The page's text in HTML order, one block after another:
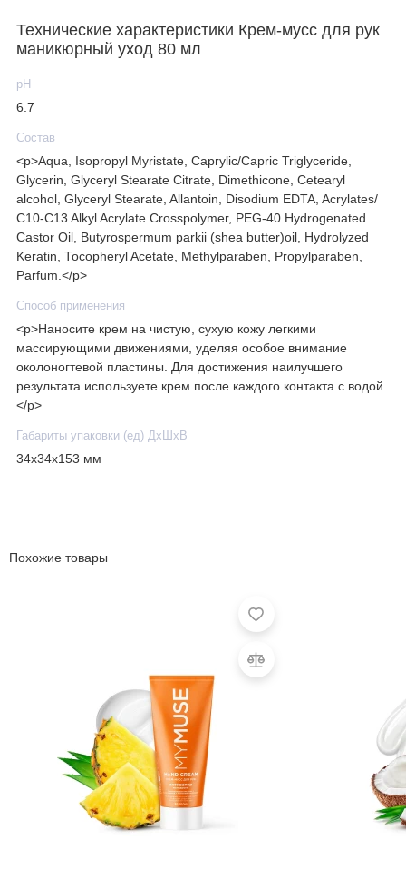
Технические характеристики Крем-мусс для рук
маникюрный уход 80 мл
рН
6.7
Состав
<p>Aqua, Isopropyl Myristate, Caprylic/Capric Triglyceride,
Glycerin, Glyceryl Stearate Citrate, Dimethicone, Cetearyl
alcohol, Glyceryl Stearate, Allantoin, Disodium EDTA, Acrylates/
C10-C13 Alkyl Acrylate Crosspolymer, PEG-40 Hydrogenated
Castor Oil, Butyrospermum parkii (shea butter)oil, Hydrolyzed
Keratin, Tocopheryl Acetate, Methylparaben, Propylparaben,
Parfum.</p>
Способ применения
<p>Наносите крем на чистую, сухую кожу легкими
массирующими движениями, уделяя особое внимание
околоногтевой пластины. Для достижения наилучшего
результата используете крем после каждого контакта с водой.
</p>
Габариты упаковки (ед) ДхШхВ
34x34x153 мм
Похожие товары